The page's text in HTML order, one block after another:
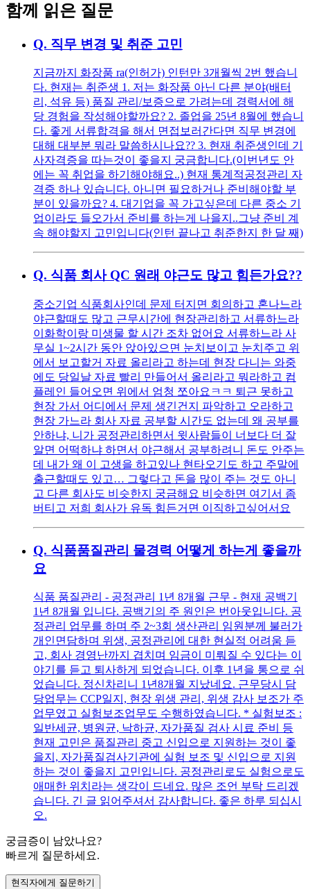
함께 읽은 질문
Q. 직무 변경 및 취준 고민
지금까지 화장품 ra(인허가) 인턴만 3개월씩 2번 했습니
다. 현재는 취준생 1. 저는 화장품 아닌 다른 분야(배터
리, 석유 등) 품질 관리/보증으로 가려는데 경력서에 해
당 경험을 작성해야할까요? 2. 졸업을 25년 8월에 했습니
다. 좋게 서류합격을 해서 면접보러간다면 직무 변경에
대해 대부분 뭐라 말씀하시나요?? 3. 현재 취준생인데 기
사자격증을 따는것이 좋을지 궁금합니다.(이번년도 안
에는 꼭 취업을 하기해야해요..) 현재 통계적공정관리 자
격증 하나 있습니다. 아니면 필요하거나 준비해야할 부
분이 있을까요? 4. 대기업을 꼭 가고싶은데 다른 중소 기
업이라도 들오가서 준비를 하는게 나을지..그냥 준비 계
속 해야할지 고민입니다(인턴 끝나고 취준한지 한 달 째)
Q. 식품 회사 QC 원래 야근도 많고 힘든가요??
중소기업 식품회사인데 문제 터지면 회의하고 혼나느라
야근할때도 많고 근무시간에 현장관리하고 서류하느라
이화학이랑 미생물 할 시간 조차 없어요 서류하느라 사
무실 1~2시간 동안 앉아있으면 눈치보이고 눈치주고 위
에서 보고할거 자료 올리라고 하는데 현장 다니는 와중
에도 당일날 자료 빨리 만들어서 올리라고 뭐라하고 컴
플레인 들어오면 위에서 엄청 쪼아요ㅋㅋ 퇴근 못하고
현장 가서 어디에서 문제 생긴건지 파악하고 오라하고
현장 가느라 회사 자료 공부할 시간도 없는데 왜 공부를
안하냐, 니가 공정관리하면서 윗사람들이 너보다 더 잘
알면 어떡하냐 하면서 야근해서 공부하려니 돈도 안주는
데 내가 왜 이 고생을 하고있나 현타오기도 하고 주말에
출근할때도 있고… 그렇다고 돈을 많이 주는 것도 아니
고 다른 회사도 비슷한지 궁금해요 비슷하면 여기서 좀
버티고 저희 회사가 유독 힘든거면 이직하고싶어서요
Q. 식품품질관리 물경력 어떻게 하는게 좋을까
요
식품 품질관리 - 공정관리 1년 8개월 근무 - 현재 공백기
1년 8개월 입니다. 공백기의 주 원인은 번아웃입니다. 공
정관리 업무를 하며 주 2~3회 생산관리 임원분께 불러가
개인면담하며 위생, 공정관리에 대한 현실적 어려움 듣
고, 회사 경영난까지 겹치며 임금이 미뤄질 수 있다는 이
야기를 듣고 퇴사하게 되었습니다. 이후 1년을 통으로 쉬
었습니다. 정신차리니 1년8개월 지났네요. 근무당시 담
당업무는 CCP일지, 현장 위생 관리, 위생 감사 보조가 주
업무였고 실험보조업무도 수행하였습니다. * 실험보조 :
일반세균, 병원균, 낙하균, 자가품질 검사 시료 준비 등
현재 고민은 품질관리 중고 신입으로 지원하는 것이 좋
을지, 자가품질검사기관에 실험 보조 및 신입으로 지원
하는 것이 좋을지 고민입니다. 공정관리로도 실험으로도
애매한 위치라는 생각이 드네요. 많은 조언 부탁 드리겠
습니다. 긴 글 읽어주셔서 감사합니다. 좋은 하루 되십시
오.
궁금증이 남았나요?
빠르게 질문하세요.
현직자에게 질문하기